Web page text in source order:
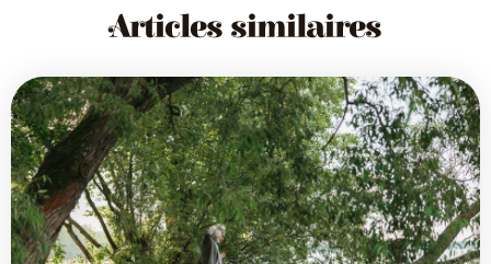
Articles similaires